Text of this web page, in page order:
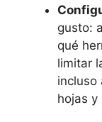
gusto:
qué
limitar
incluso
hojas y